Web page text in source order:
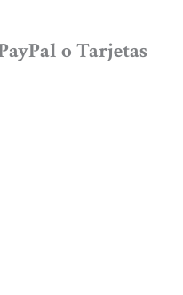
o Tarjetas